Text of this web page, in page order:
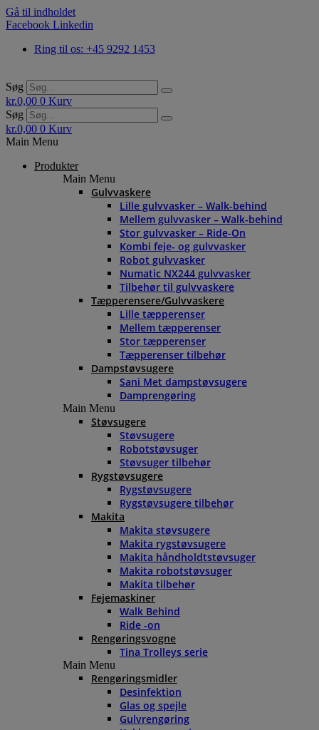
Gå til indholdet
Facebook Linkedin
Ring til os: +45 9292 1453
Søg
kr.0,00 0 Kurv
Søg
kr.0,00 0 Kurv
Main Menu
Produkter
Main Menu
Gulvvaskere
Lille gulvvasker – Walk-behind
Mellem gulvvasker – Walk-behind
Stor gulvvasker – Ride-On
Kombi feje- og gulvvasker
Robot gulvvasker
Numatic NX244 gulvvasker
Tilbehør til gulvvaskere
Tæpperensere/Gulvvaskere
Lille tæpperenser
Mellem tæpperenser
Stor tæpperenser
Tæpperenser tilbehør
Dampstøvsugere
Sani Met dampstøvsugere
Damprengøring
Main Menu
Støvsugere
Støvsugere
Robotstøvsuger
Støvsuger tilbehør
Rygstøvsugere
Rygstøvsugere
Rygstøvsugere tilbehør
Makita
Makita støvsugere
Makita rygstøvsugere
Makita håndholdtstøvsuger
Makita robotstøvsuger
Makita tilbehør
Fejemaskiner
Walk Behind
Ride -on
Rengøringsvogne
Tina Trolleys serie
Main Menu
Rengøringsmidler
Desinfektion
Glas og spejle
Gulvrengøring